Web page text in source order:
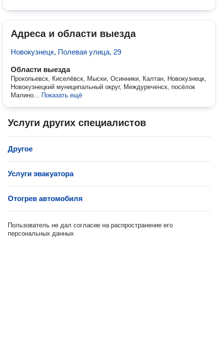
Адреса и области выезда
Новокузнецк, Полевая улица, 29
Области выезда
Прокопьевск, Киселёвск, Мыски, Осинники, Калтан, Новокузнецк,
Новокузнецкий муниципальный округ, Междуреченск, посёлок
Малино... Показать ещё
Услуги других специалистов
Другое
Услуги эвакуатора
Отогрев автомобиля
Пользователь не дал согласие на распространение его
персональных данных